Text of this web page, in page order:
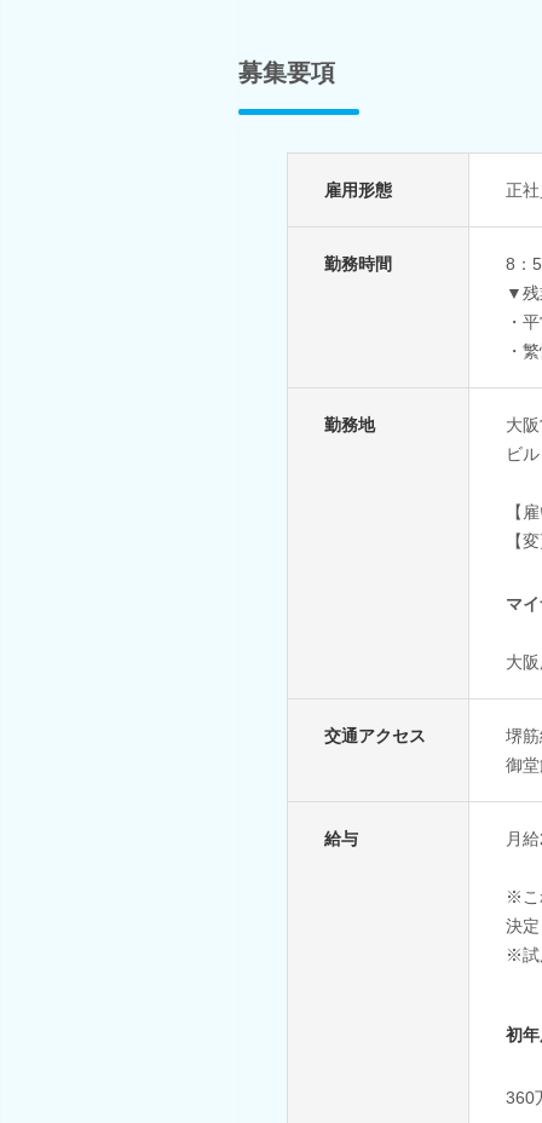
募集要項
雇用形態 正
勤務時間
8：
▼残
・
・
勤務地
大
ビ
【
【
マ
大
交通アクセス
堺
御
給与 月
※こ
決
※試
初
360